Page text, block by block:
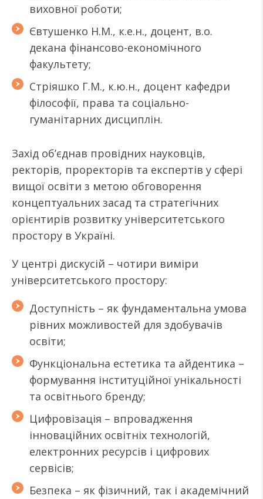
виховної роботи;
Євтушенко Н.М., к.е.н., доцент, в.о.
декана фінансово-економічного
факультету;
Стріяшко Г.М., к.ю.н., доцент кафедри
філософії, права та соціально-
гуманітарних дисциплін.
Захід об’єднав провідних науковців,
ректорів, проректорів та експертів у сфері
вищої освіти з метою обговорення
концептуальних засад та стратегічних
орієнтирів розвитку університетського
простору в Україні.
У центрі дискусій – чотири виміри
університетського простору:
Доступність – як фундаментальна умова
рівних можливостей для здобувачів
освіти;
Функціональна естетика та айдентика –
формування інституційної унікальності
та освітнього бренду;
Цифровізація – впровадження
інноваційних освітніх технологій,
електронних ресурсів і цифрових
сервісів;
Безпека – як фізичний, так і академічний